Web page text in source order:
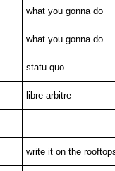
what you gonna do
what you gonna do
statu quo
libre arbitre
write it on the